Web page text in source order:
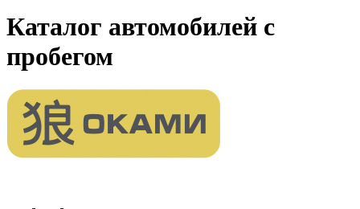
Каталог автомобилей с
пробегом